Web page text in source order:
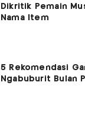
Dikritik Pemain
Nama Item
5 Rekomendasi
Ngabuburit Bulan